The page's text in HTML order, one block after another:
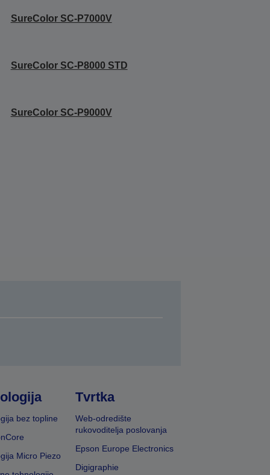
SureColor SC-P7000V
SureColor SC-P8000 STD
SureColor SC-P9000V
bez topline
Micro Piezo
Tvrtka
Web-odredište
rukovoditelja poslovanja
Epson Europe Electronics
Digigraphie